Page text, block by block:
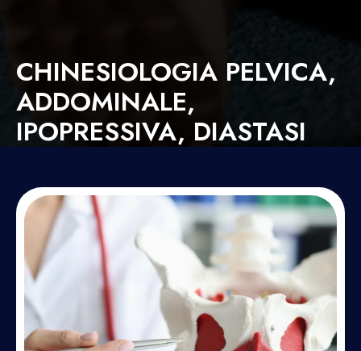
CHINESIOLOGIA PELVICA,
ADDOMINALE,
IPOPRESSIVA, DIASTASI